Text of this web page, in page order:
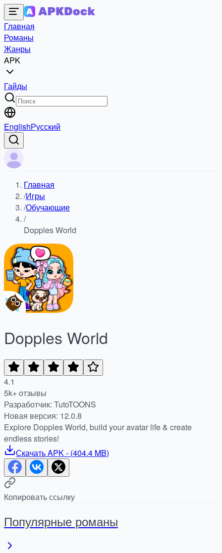
Главная
Романы
Жанры
APK
Гайды
EnglishРусский
Главная
/Игры
/Обучающие
/
Dopples World
Dopples World
4.1
5k+ отзывы
Разработчик: TutoTOONS
Новая версия: 12.0.8
Explore Dopples World, build your avatar life & create
endless stories!
СкачатьAPK- (404.4 MB)
Копировать ссылку
Популярные романы